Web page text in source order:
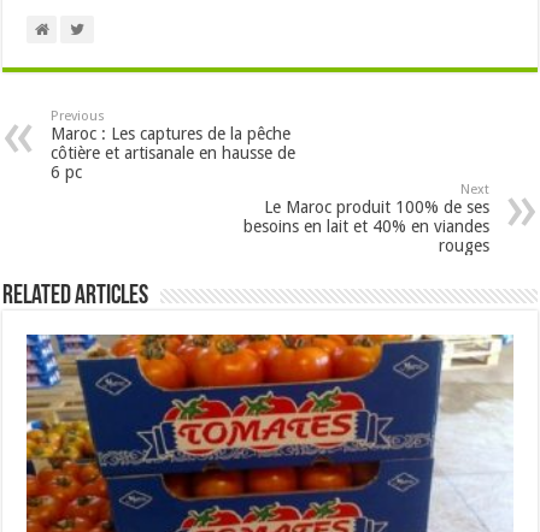
Previous
Maroc : Les captures de la pêche
côtière et artisanale en hausse de
6 pc
Next
Le Maroc produit 100% de ses
besoins en lait et 40% en viandes
rouges
Related Articles